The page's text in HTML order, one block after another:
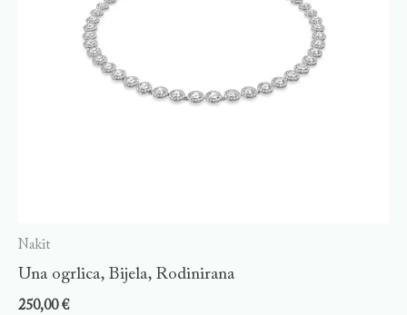
Nakit
Una ogrlica, Bijela, Rodinirana
250,00€